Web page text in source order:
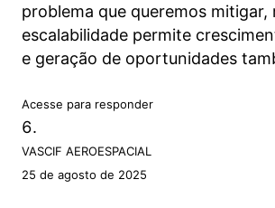
problema que queremos mitigar,
escalabilidade permite
e geração de oportunidades
Acesse para responder
VASCIF AEROESPACIAL
25 de agosto de 2025